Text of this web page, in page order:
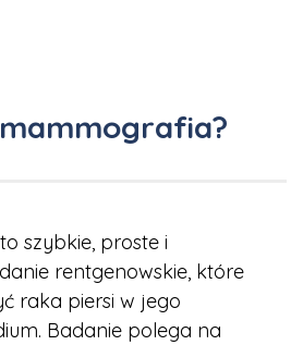
szybkie, proste i
rentgenowskie, które
raka piersi w jego
Badanie polega na